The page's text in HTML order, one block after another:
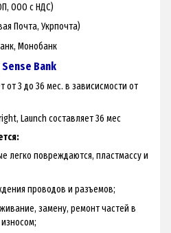
ООО с НДС)
Почта, Укрпочта)
Монобанк
Sense Bank
от 3 до 36 мес. в зависисмости от
Launch составляет 36 мес
легко повреждаются, пластмассу и
проводов и разъемов;
замену, ремонт частей в